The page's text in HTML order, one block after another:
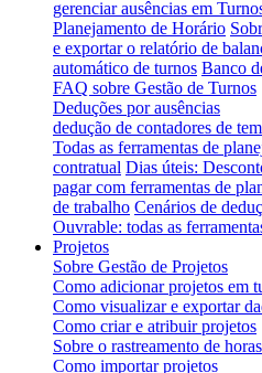
gerenciar ausências em
Planejamento de Horário
e exportar o relatório de
automático de turnos Banco
FAQ sobre Gestão de Turnos
Deduções por ausências
dedução de contadores de
Todas as ferramentas de
contratual Dias úteis:
pagar com ferramentas de
de trabalho Cenários de
Ouvrable: todas as
Projetos
Sobre Gestão de Projetos
Como adicionar projetos em
Como visualizar e exportar
Como criar e atribuir projetos
Sobre o rastreamento de
Como importar projetos